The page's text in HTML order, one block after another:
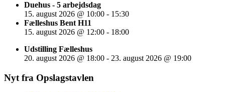
Duehus - 5 arbejdsdag
15. august 2026 @ 10:00 - 15:30
Fælleshus Bent H11
15. august 2026 @ 12:00 - 18:00
Udstilling Fælleshus
20. august 2026 @ 18:00 - 23. august 2026 @ 19:00
Nyt fra Opslagstavlen